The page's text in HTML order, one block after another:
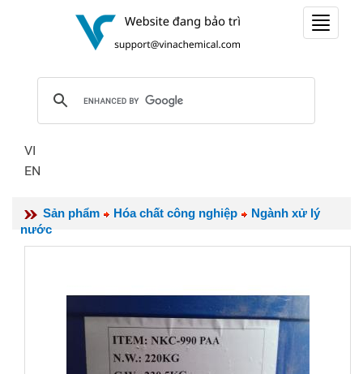
Toggle
VI
EN
Sản phẩm Hóa chất công nghiệp
Ngành xử lý
nước